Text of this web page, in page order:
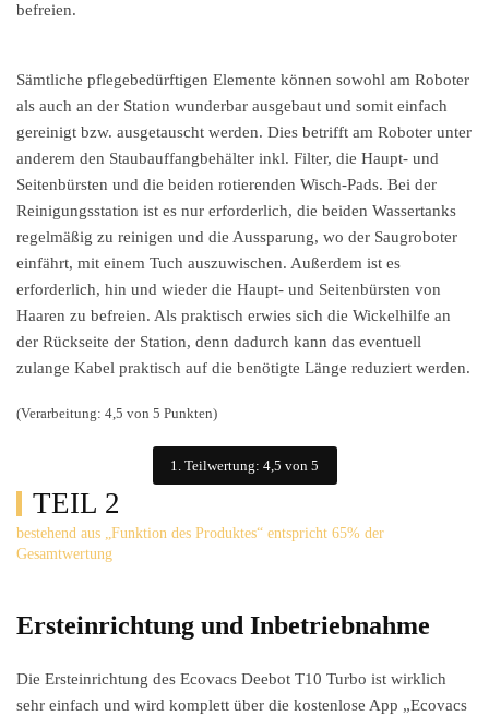
befreien.
Sämtliche pflegebedürftigen Elemente können sowohl am Roboter
als auch an der Station wunderbar ausgebaut und somit einfach
gereinigt bzw. ausgetauscht werden. Dies betrifft am Roboter unter
anderem den Staubauffangbehälter inkl. Filter, die Haupt- und
Seitenbürsten und die beiden rotierenden Wisch-Pads. Bei der
Reinigungsstation ist es nur erforderlich, die beiden Wassertanks
regelmäßig zu reinigen und die Aussparung, wo der Saugroboter
einfährt, mit einem Tuch auszuwischen. Außerdem ist es
erforderlich, hin und wieder die Haupt- und Seitenbürsten von
Haaren zu befreien. Als praktisch erwies sich die Wickelhilfe an
der Rückseite der Station, denn dadurch kann das eventuell
zulange Kabel praktisch auf die benötigte Länge reduziert werden.
(Verarbeitung: 4,5 von 5 Punkten)
1. Teilwertung: 4,5 von 5
TEIL 2
bestehend aus „Funktion des Produktes“ entspricht 65% der
Gesamtwertung
Ersteinrichtung und Inbetriebnahme
Die Ersteinrichtung des Ecovacs Deebot T10 Turbo ist wirklich
sehr einfach und wird komplett über die kostenlose App „Ecovacs